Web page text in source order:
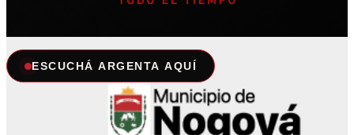
ESCUCHÁ ARGENTA AQUÍ